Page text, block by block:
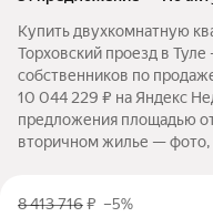
Купить двухкомнатную
Торховский проезд в
собственников по
10 044 229 ₽ на Яндекс
предложения площадью
вторичном жилье — фото,
8 413 716₽ –5%